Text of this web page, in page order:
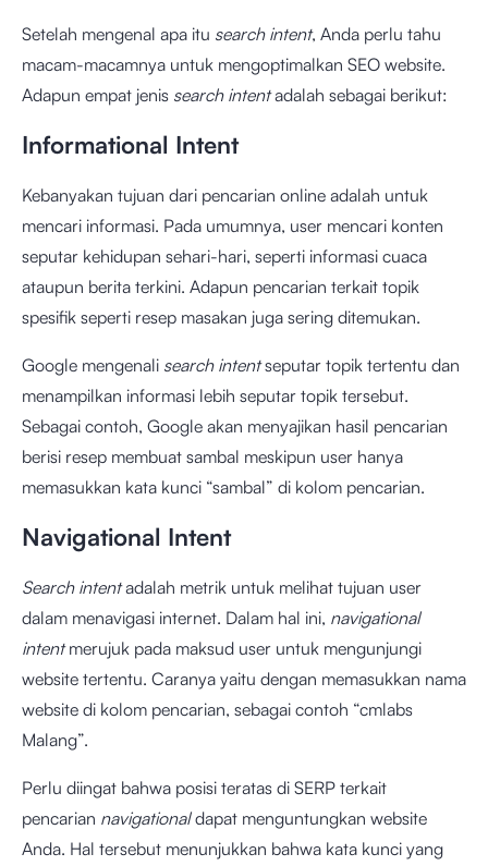
Setelah mengenal apa itu search intent, Anda perlu tahu
macam-macamnya untuk mengoptimalkan SEO website.
Adapun empat jenis search intentadalah sebagai berikut:
Informational Intent
Kebanyakan tujuan dari pencarian online adalah untuk
mencari informasi. Pada umumnya, user mencari konten
seputar kehidupan sehari-hari, seperti informasi cuaca
ataupun berita terkini. Adapun pencarian terkait topik
spesifik seperti resep masakan juga sering ditemukan.
Google mengenali search intentseputar topik tertentu dan
menampilkan informasi lebih seputar topik tersebut.
Sebagai contoh, Google akan menyajikan hasil pencarian
berisi resep membuat sambal meskipun user hanya
memasukkan kata kunci “sambal” di kolom pencarian.
Navigational Intent
Search intentadalah metrik untuk melihat tujuan user
dalam menavigasi internet. Dalam hal ini, navigational
intentmerujuk pada maksud user untuk mengunjungi
website tertentu. Caranya yaitu dengan memasukkan nama
website di kolom pencarian, sebagai contoh “cmlabs
Malang”.
Perlu diingat bahwa posisi teratas di SERP terkait
pencarian navigationaldapat menguntungkan website
Anda. Hal tersebut menunjukkan bahwa kata kunci yang